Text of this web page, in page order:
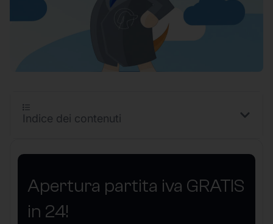
Apertura partita iva GRATIS
in 24!
Indice dei contenuti